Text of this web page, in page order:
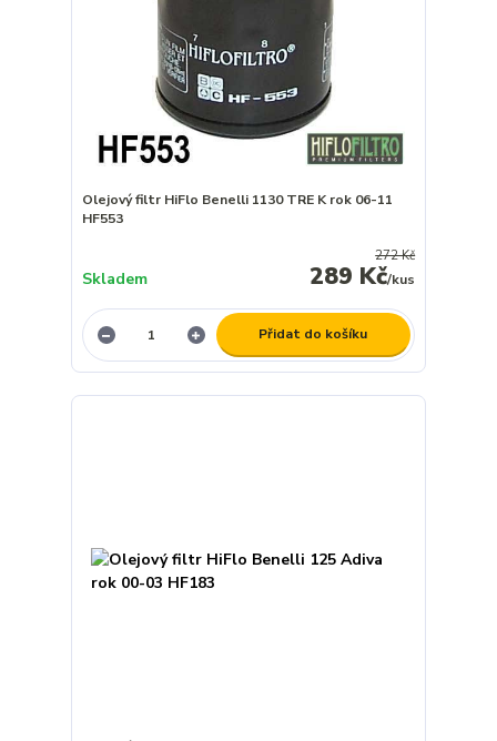
Olejový filtr HiFlo Benelli 1130 TRE K rok 06-11
HF553
272 Kč
289 Kč/kus
Skladem
Přidat do košíku